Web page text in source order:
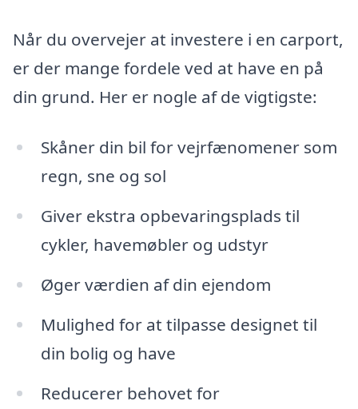
Når du overvejer at investere i en carport,
er der mange fordele ved at have en på
din grund. Her er nogle af de vigtigste:
Skåner din bil for vejrfænomener som
regn, sne og sol
Giver ekstra opbevaringsplads til
cykler, havemøbler og udstyr
Øger værdien af din ejendom
Mulighed for at tilpasse designet til
din bolig og have
Reducerer behovet for